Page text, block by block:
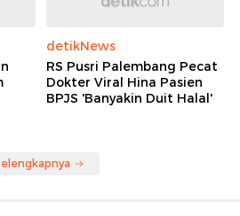
detikNews
RS Pusri Palembang Pecat
Dokter Viral Hina Pasien
BPJS 'Banyakin Duit Halal'